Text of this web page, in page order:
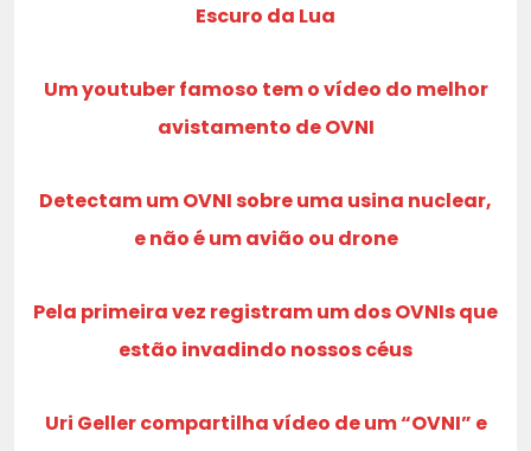
Escuro da Lua
Um youtuber famoso tem o vídeo do melhor
avistamento de OVNI
Detectam um OVNI sobre uma usina nuclear,
e não é um avião ou drone
Pela primeira vez registram um dos OVNIs que
estão invadindo nossos céus
Uri Geller compartilha vídeo de um “OVNI” e